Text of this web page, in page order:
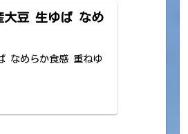
大豆 生ゆば なめ
なめらか食感 重ねゆ